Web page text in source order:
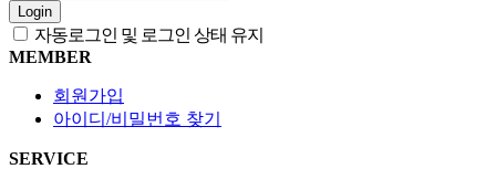
Login
자동로그인 및 로그인 상태 유지
MEMBER
회원가입
아이디/비밀번호 찾기
SERVICE